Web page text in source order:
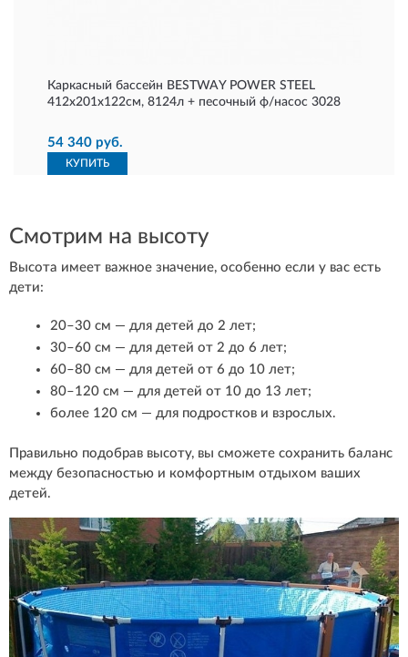
Каркасный бассейн BESTWAY POWER STEEL
412х201х122см, 8124л + песочный ф/насос 3028
54 340 руб.
КУПИТЬ
Смотрим на высоту
Высота имеет важное значение, особенно если у вас есть
дети:
20–30 см — для детей до 2 лет;
30–60 см — для детей от 2 до 6 лет;
60–80 см — для детей от 6 до 10 лет;
80–120 см — для детей от 10 до 13 лет;
более 120 см — для подростков и взрослых.
Правильно подобрав высоту, вы сможете сохранить баланс
между безопасностью и комфортным отдыхом ваших
детей.